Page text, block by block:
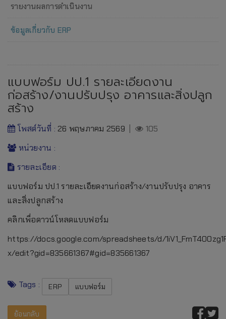
รายงานผลการดำเนินงาน
ข้อมูลเกี่ยวกับ ERP
แบบฟอร์ม ปป.1 รายละเอียดงาน
ก่อสร้าง/งานปรับปรุง อาคารและสิ่งปลูก
สร้าง
โพสต์วันที่ : 26 พฤษภาคม 2569
105
หน่วยงาน :
รายละเอียด :
แบบฟอร์ม ปป.1 รายละเอียดงานก่อสร้าง/งานปรับปรุง อาคาร
และสิ่งปลูกสร้าง
คลิกเพื่อดาวน์โหลดแบบฟอร์ม
https://docs.google.com/spreadsheets/d/
x/edit?gid=835661367#gid=835661367
Tags : ERP แบบฟอร์ม
ย้อนกลับ